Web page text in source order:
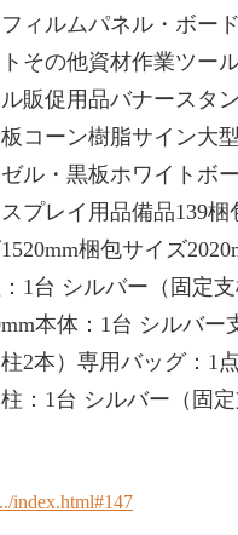
ィルムパネル・ボー
その他資材作業ツー
販促用品バナースタ
コーン樹脂サイン大
ル・黒板ホワイトボ
プレイ用品備品139梱
梱包サイズ
1台 シルバー（固定
本体：1台 シルバー
2本）専用バッグ：1
：1台 シルバー（固
../index.html#147